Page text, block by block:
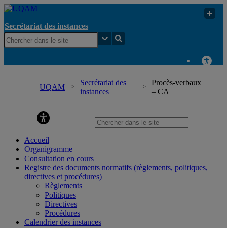
Secrétariat des instances
UQAM
Secrétariat des
instances
Procès-verbaux
– CA
Accueil
Organigramme
Consultation en cours
Registre des documents normatifs (règlements, politiques,
directives et procédures)
Règlements
Politiques
Directives
Procédures
Calendrier des instances